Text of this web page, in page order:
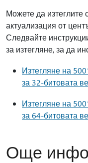
Можете да изтеглите
актуализация от
Следвайте
за изтегляне, за да
Изтегляне на
за 32-битовата
Изтегляне на
за 64-битовата
Още